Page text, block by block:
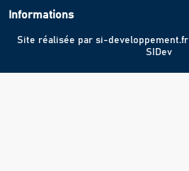
Informations
Site réalisée par si-developpement.fr
SIDev